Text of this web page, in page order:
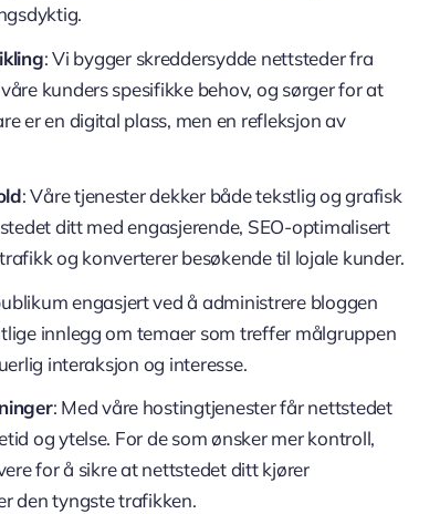
: Vi bygger skreddersydde nettsteder fra
kunders spesifikke behov, og sørger for at
er en digital plass, men en refleksjon av
: Våre tjenester dekker både tekstlig og grafisk
ditt med engasjerende, SEO-optimalisert
og konverterer besøkende til lojale kunder.
engasjert ved å administrere bloggen
innlegg om temaer som treffer målgruppen
interaksjon og interesse.
: Med våre hostingtjenester får nettstedet
og ytelse. For de som ønsker mer kontroll,
for å sikre at nettstedet ditt kjører
den tyngste trafikken.